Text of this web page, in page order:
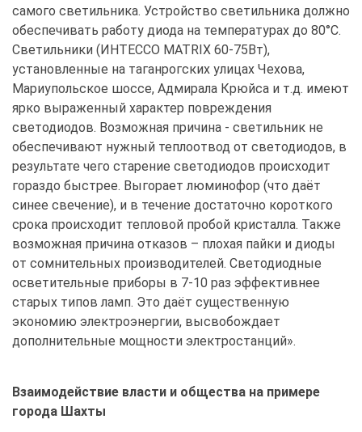
самого светильника. Устройство светильника должно
обеспечивать работу диода на температурах до 80°С.
Светильники (ИНТЕССО MATRIX 60-75Вт),
установленные на таганрогских улицах Чехова,
Мариупольское шоссе, Адмирала Крюйса и т.д. имеют
ярко выраженный характер повреждения
светодиодов. Возможная причина - светильник не
обеспечивают нужный теплоотвод от светодиодов, в
результате чего старение светодиодов происходит
гораздо быстрее. Выгорает люминофор (что даёт
синее свечение), и в течение достаточно короткого
срока происходит тепловой пробой кристалла. Также
возможная причина отказов – плохая пайки и диоды
от сомнительных производителей. Светодиодные
осветительные приборы в 7-10 раз эффективнее
старых типов ламп. Это даёт существенную
экономию электроэнергии, высвобождает
дополнительные мощности электростанций».
Взаимодействие власти и общества на примере
города Шахты